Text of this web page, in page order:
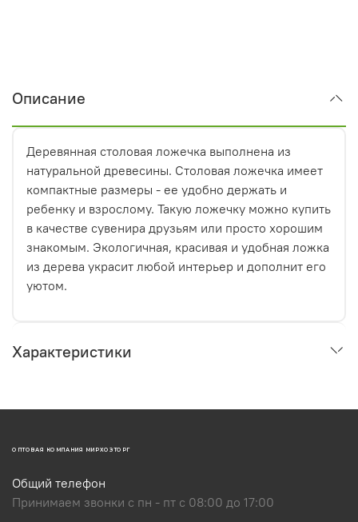
Описание
Деревянная столовая ложечка выполнена из
натуральной древесины. Столовая ложечка имеет
компактные размеры - ее удобно держать и
ребенку и взрослому. Такую ложечку можно купить
в качестве сувенира друзьям или просто хорошим
знакомым. Экологичная, красивая и удобная ложка
из дерева украсит любой интерьер и дополнит его
уютом.
Характеристики
ОПТОВАЯ КОМПАНИЯ МИРХОЗТОРГ
Общий телефон
Принимаем звонки с пн - пт с 08:00 до 17:00